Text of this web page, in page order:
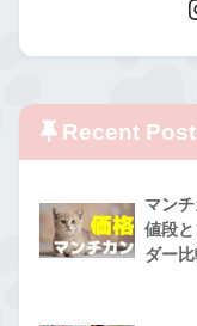
Recent
マン
値段
ダー比